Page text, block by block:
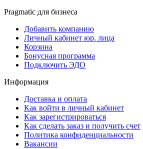
Pragmatic для бизнеса
Добавить компанию
Личный кабинет юр. лица
Корзина
Бонусная программа
Подключить ЭДО
Информация
Доставка и оплата
Как войти в личный кабинет
Как зарегистрироваться
Как сделать заказ и получить счет
Политика конфиденциальности
Вакансии